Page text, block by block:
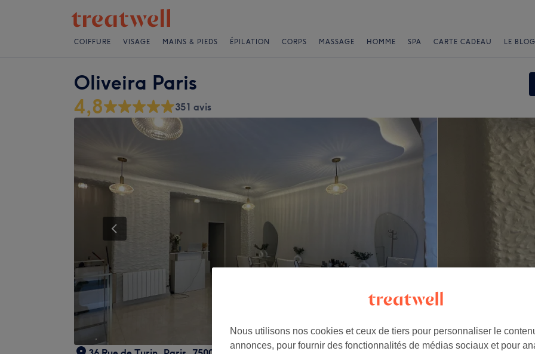
COIFFURE VISAGE MAINS & PIEDS ÉPILATION CORPS MASSAGE HOMME SPA CARTE CADEAU LE
Oliveira Paris
4,8 351 avis
Nous utilisons nos cookies et ceux de tiers pour personnaliser le
annonces, pour fournir des fonctionnalités de médias sociaux et pour